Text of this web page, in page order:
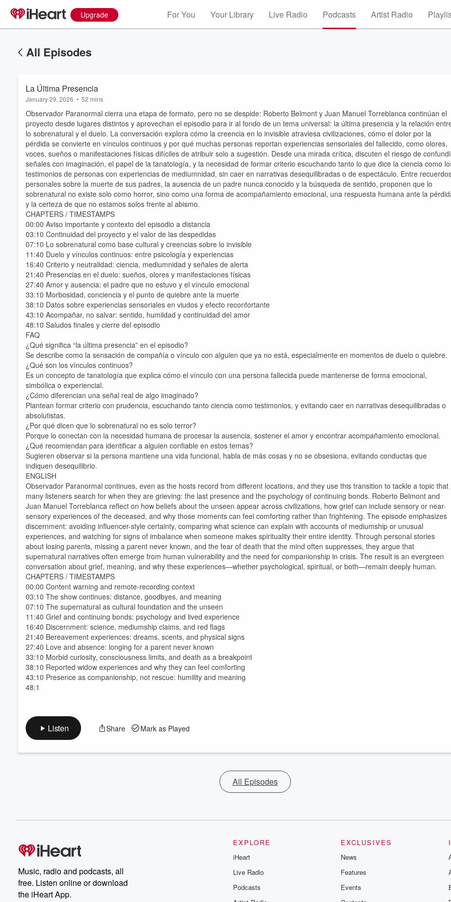
Upgrade For You Your Library Live Radio Podcasts Artist Radio
All Episodes
La Última Presencia
January 29, 2026 • 52 mins
Observador Paranormal cierra una etapa de formato, pero no se despide: Roberto Belmont y Juan Manuel Torreblanca continúan el
proyecto desde lugares distintos y aprovechan el episodio para ir al fondo de un tema universal: la última presencia y la relación
lo sobrenatural y el duelo. La conversación explora cómo la creencia en lo invisible atraviesa civilizaciones, cómo el dolor por la
pérdida se convierte en vínculos continuos y por qué muchas personas reportan experiencias sensoriales del fallecido, como olores,
voces, sueños o manifestaciones físicas difíciles de atribuir solo a sugestión. Desde una mirada crítica, discuten el riesgo de
señales con imaginación, el papel de la tanatología, y la necesidad de formar criterio escuchando tanto lo que dice la ciencia como
testimonios de personas con experiencias de mediumnidad, sin caer en narrativas desequilibradas o de espectáculo. Entre
personales sobre la muerte de sus padres, la ausencia de un padre nunca conocido y la búsqueda de sentido, proponen que lo
sobrenatural no existe solo como horror, sino como una forma de acompañamiento emocional, una respuesta humana ante la
y la certeza de que no estamos solos frente al abismo.
CHAPTERS / TIMESTAMPS
00:00 Aviso importante y contexto del episodio a distancia
03:10 Continuidad del proyecto y el valor de las despedidas
07:10 Lo sobrenatural como base cultural y creencias sobre lo invisible
11:40 Duelo y vínculos continuos: entre psicología y experiencias
16:40 Criterio y neutralidad: ciencia, mediumnidad y señales de alerta
21:40 Presencias en el duelo: sueños, olores y manifestaciones físicas
27:40 Amor y ausencia: el padre que no estuvo y el vínculo emocional
33:10 Morbosidad, conciencia y el punto de quiebre ante la muerte
38:10 Datos sobre experiencias sensoriales en viudos y efecto reconfortante
43:10 Acompañar, no salvar: sentido, humildad y continuidad del amor
48:10 Saludos finales y cierre del episodio
FAQ
¿Qué significa “la última presencia” en el episodio?
Se describe como la sensación de compañía o vínculo con alguien que ya no está, especialmente en momentos de duelo o quiebre.
¿Qué son los vínculos continuos?
Es un concepto de tanatología que explica cómo el vínculo con una persona fallecida puede mantenerse de forma emocional,
simbólica o experiencial.
¿Cómo diferencian una señal real de algo imaginado?
Plantean formar criterio con prudencia, escuchando tanto ciencia como testimonios, y evitando caer en narrativas desequilibradas o
absolutistas.
¿Por qué dicen que lo sobrenatural no es solo terror?
Porque lo conectan con la necesidad humana de procesar la ausencia, sostener el amor y encontrar acompañamiento emocional.
¿Qué recomiendan para identificar a alguien confiable en estos temas?
Sugieren observar si la persona mantiene una vida funcional, habla de más cosas y no se obsesiona, evitando conductas que
indiquen desequilibrio.
ENGLISH
Observador Paranormal continues, even as the hosts record from different locations, and they use this transition to tackle a topic that
many listeners search for when they are grieving: the last presence and the psychology of continuing bonds. Roberto Belmont and
Juan Manuel Torreblanca reflect on how beliefs about the unseen appear across civilizations, how grief can include sensory or near-
sensory experiences of the deceased, and why those moments can feel comforting rather than frightening. The episode emphasizes
discernment: avoiding influencer-style certainty, comparing what science can explain with accounts of mediumship or unusual
experiences, and watching for signs of imbalance when someone makes spirituality their entire identity. Through personal stories
about losing parents, missing a parent never known, and the fear of death that the mind often suppresses, they argue that
supernatural narratives often emerge from human vulnerability and the need for companionship in crisis. The result is an evergreen
conversation about grief, meaning, and why these experiences—whether psychological, spiritual, or both—remain deeply human.
CHAPTERS / TIMESTAMPS
00:00 Content warning and remote-recording context
03:10 The show continues: distance, goodbyes, and meaning
07:10 The supernatural as cultural foundation and the unseen
11:40 Grief and continuing bonds: psychology and lived experience
16:40 Discernment: science, mediumship claims, and red flags
21:40 Bereavement experiences: dreams, scents, and physical signs
27:40 Love and absence: longing for a parent never known
33:10 Morbid curiosity, consciousness limits, and death as a breakpoint
38:10 Reported widow experiences and why they can feel comforting
43:10 Presence as companionship, not rescue: humility and meaning
48:1
Listen Share Mark as Played
All Episodes
Music, radio and podcasts, all
free. Listen online or download
the iHeart App.
EXPLORE
iHeart
Live Radio
Podcasts
EXCLUSIVES
News
Features
Events